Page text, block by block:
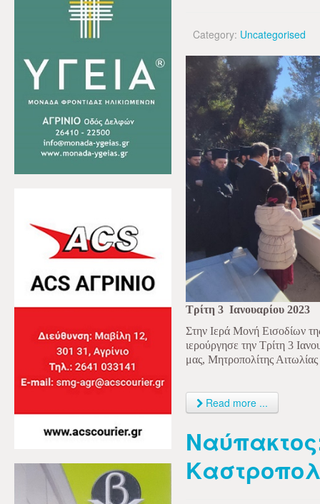
Category: Uncategorised
Τρίτη 3 Ιανουαρίου 2023
Στην Ιερά Μονή Εισοδίων
ιερούργησε την Τρίτη 3
μας, Μητροπολίτης
Read more ...